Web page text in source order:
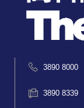
3890 8000
3890 8339